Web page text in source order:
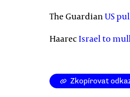
The GuardianUS
HaarecIsrael to
Zkopírovat